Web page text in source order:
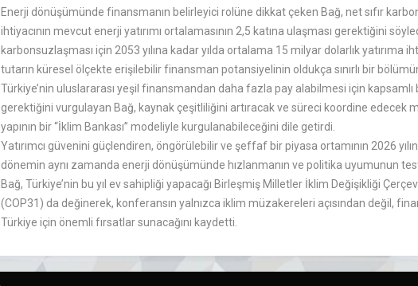
Enerji dönüşümünde finansmanın belirleyici rolüne dikkat çeken Bağ, net sıfır
ihtiyacının mevcut enerji yatırımı ortalamasının 2,5 katına ulaşması gerektiğini
karbonsuzlaşması için 2053 yılına kadar yılda ortalama 15 milyar dolarlık yatırıma
tutarın küresel ölçekte erişilebilir finansman potansiyelinin oldukça sınırlı bir
Türkiye’nin uluslararası yeşil finansmandan daha fazla pay alabilmesi için
gerektiğini vurgulayan Bağ, kaynak çeşitliliğini artıracak ve süreci koordine edecek
yapının bir “İklim Bankası” modeliyle kurgulanabileceğini dile getirdi.
Yatırımcı güvenini güçlendiren, öngörülebilir ve şeffaf bir piyasa ortamının 2026
dönemin aynı zamanda enerji dönüşümünde hızlanmanın ve politika uyumunun
Bağ, Türkiye’nin bu yıl ev sahipliği yapacağı Birleşmiş Milletler İklim Değişikliği
(COP31) da değinerek, konferansın yalnızca iklim müzakereleri açısından değil,
Türkiye için önemli fırsatlar sunacağını kaydetti.